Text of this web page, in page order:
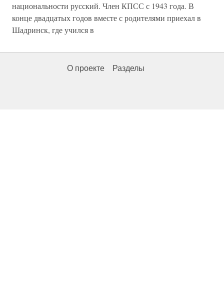
национальности русский. Член КПСС с 1943 года. В
конце двадцатых годов вместе с родителями приехал в
Шадринск, где учился в
О проекте Разделы